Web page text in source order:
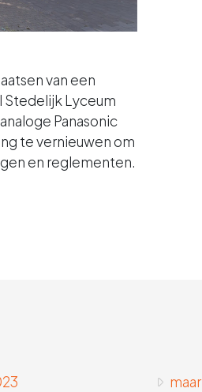
van een
Lyceum
Panasonic
te vernieuwen om
en reglementen.